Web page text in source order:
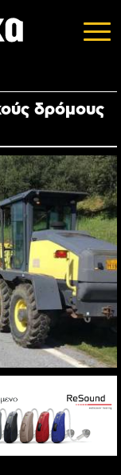
δρόμους